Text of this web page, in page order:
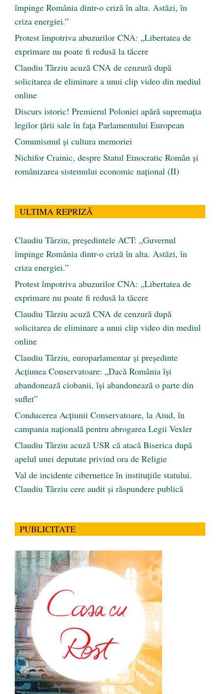
împinge România dintr-o criză în alta. Astăzi, în
criza energiei.”
Protest împotriva abuzurilor CNA: „Libertatea de
exprimare nu poate fi redusă la tăcere
Claudiu Târziu acuză CNA de cenzură după
solicitarea de eliminare a unui clip video din mediul
online
Discurs istoric! Premierul Poloniei apără supremația
legilor țării sale în fața Parlamentului European
Comunismul şi cultura memoriei
Nichifor Crainic, despre Statul Etnocratic Român şi
românizarea sistemului economic naţional (II)
ULTIMA REPRIZĂ
Claudiu Târziu, președintele ACT: „Guvernul
împinge România dintr-o criză în alta. Astăzi, în
criza energiei.”
Protest împotriva abuzurilor CNA: „Libertatea de
exprimare nu poate fi redusă la tăcere
Claudiu Târziu acuză CNA de cenzură după
solicitarea de eliminare a unui clip video din mediul
online
Claudiu Târziu, europarlamentar și președinte
Acțiunea Conservatoare: „Dacă România își
abandonează ciobanii, își abandonează o parte din
suflet”
Conducerea Acțiunii Conservatoare, la Aiud, în
campania națională pentru abrogarea Legii Vexler
Claudiu Târziu acuză USR că atacă Biserica după
apelul unei deputate privind ora de Religie
Val de incidente cibernetice în instituțiile statului.
Claudiu Târziu cere audit și răspundere publică
PUBLICITATE